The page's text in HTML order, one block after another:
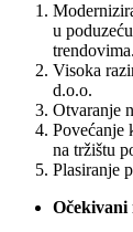
u
trendovima.
Visoka
d.o.o.
Otvaranje
Povećanje
na tržištu
Plasiranje